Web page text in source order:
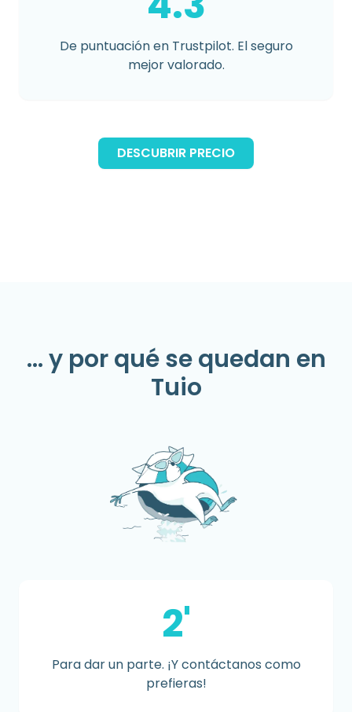
De puntuación en Trustpilot. El seguro
mejor valorado.
DESCUBRIR PRECIO
... y por qué se quedan en
Tuio
2'
Para dar un parte. ¡Y contáctanos como
prefieras!